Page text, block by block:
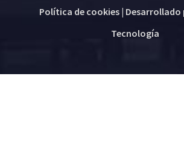
Política de cookies| Desarrollado
Tecnología